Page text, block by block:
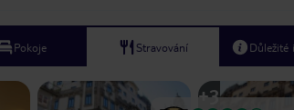
Pokoje Stravování Důležité
+3